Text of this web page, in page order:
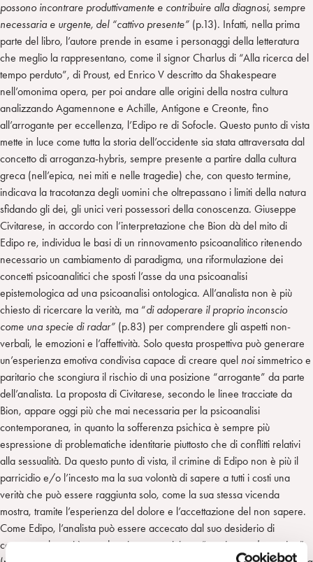
possono incontrare produttivamente e contribuire alla diagnosi, sempre
necessaria e urgente, del “cattivo presente” (p.13). Infatti, nella prima
parte del libro, l’autore prende in esame i personaggi della letteratura
che meglio la rappresentano, come il signor Charlus di “Alla ricerca del
tempo perduto”, di Proust, ed Enrico V descritto da Shakespeare
nell’omonima opera, per poi andare alle origini della nostra cultura
analizzando Agamennone e Achille, Antigone e Creonte, fino
all’arrogante per eccellenza, l’Edipo re di Sofocle. Questo punto di vista
mette in luce come tutta la storia dell’occidente sia stata attraversata dal
concetto di arroganza-hybris, sempre presente a partire dalla cultura
greca (nell’epica, nei miti e nelle tragedie) che, con questo termine,
indicava la tracotanza degli uomini che oltrepassano i limiti della natura
sfidando gli dei, gli unici veri possessori della conoscenza. Giuseppe
Civitarese, in accordo con l’interpretazione che Bion dà del mito di
Edipo re, individua le basi di un rinnovamento psicoanalitico ritenendo
necessario un cambiamento di paradigma, una riformulazione dei
concetti psicoanalitici che sposti l’asse da una psicoanalisi
epistemologica ad una psicoanalisi ontologica. All’analista non è più
chiesto di ricercare la verità, ma “di adoperare il proprio inconscio
come una specie di radar” (p.83) per comprendere gli aspetti non-
verbali, le emozioni e l’affettività. Solo questa prospettiva può generare
un’esperienza emotiva condivisa capace di creare quel noisimmetrico e
paritario che scongiura il rischio di una posizione “arrogante” da parte
dell’analista. La proposta di Civitarese, secondo le linee tracciate da
Bion, appare oggi più che mai necessaria per la psicoanalisi
contemporanea, in quanto la sofferenza psichica è sempre più
espressione di problematiche identitarie piuttosto che di conflitti relativi
alla sessualità. Da questo punto di vista, il crimine di Edipo non è più il
parricidio e/o l’incesto ma la sua volontà di sapere a tutti i costi una
verità che può essere raggiunta solo, come la sua stessa vicenda
mostra, tramite l’esperienza del dolore e l’accettazione del non sapere.
Come Edipo, l’analista può essere accecato dal suo desiderio di
conoscere la verità e cadere in una posizione“rocciosa o dogmatica”